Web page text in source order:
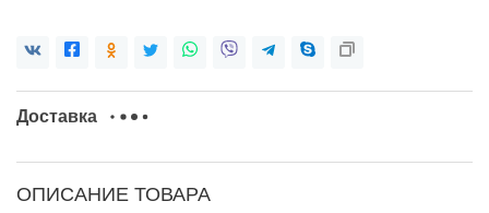
Доставка
ОПИСАНИЕ ТОВАРА